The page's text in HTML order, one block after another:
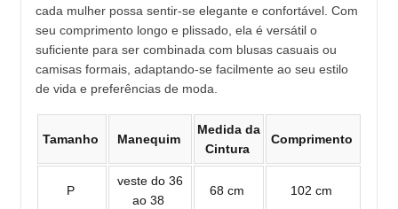
cada mulher possa sentir-se elegante e confortável. Com
seu comprimento longo e plissado, ela é versátil o
suficiente para ser combinada com blusas casuais ou
camisas formais, adaptando-se facilmente ao seu estilo
de vida e preferências de moda.
Tamanho Manequim
Medida da
Cintura
Comprimento
P
veste do 36
ao 38
68 cm 102 cm